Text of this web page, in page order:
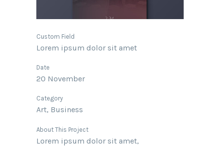
Custom Field
Lorem ipsum dolor sit amet
Date
20 November
Category
Art, Business
About This Project
Lorem ipsum dolor sit amet,